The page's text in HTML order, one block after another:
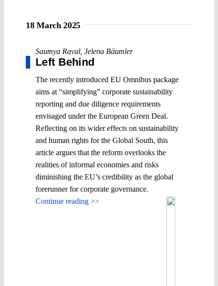
18 March 2025
Saumya Raval Jelena Bäumler
Left Behind
The recently introduced EU Omnibus package
aims at “simplifying” corporate sustainability
reporting and due diligence requirements
envisaged under the European Green Deal.
Reflecting on its wider effects on sustainability
and human rights for the Global South, this
article argues that the reform overlooks the
realities of informal economies and risks
diminishing the EU’s credibility as the global
forerunner for corporate governance.
Continue reading >>